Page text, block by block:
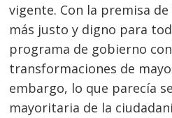
vigente. Con la premisa
más justo y digno para
programa de gobierno
transformaciones de
embargo, lo que parecía
mayoritaria de la